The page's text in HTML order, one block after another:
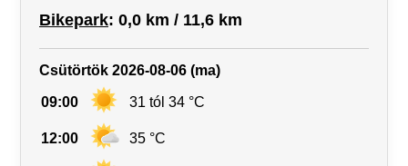
Bikepark: 0,0 km / 11,6 km
Csütörtök 2026-08-06 (ma)
09:00 31 tól 34 °C
12:00 35 °C